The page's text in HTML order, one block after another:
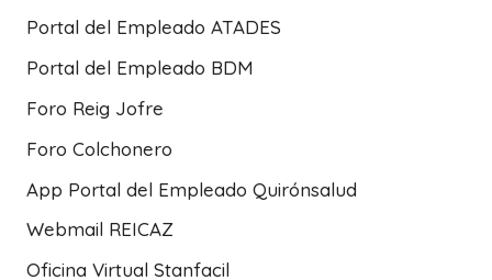
Portal del Empleado ATADES
Portal del Empleado BDM
Foro Reig Jofre
Foro Colchonero
App Portal del Empleado Quirónsalud
Webmail REICAZ
Oficina Virtual Stanfacil